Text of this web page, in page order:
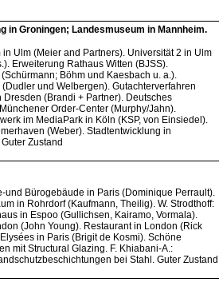
in Groningen; Landesmuseum in Mannheim.
Ulm (Meier and Partners). Universität 2 in Ulm
Erweiterung Rathaus Witten (BJSS).
Böhm und Kaesbach u. a.).
und Welbergen). Gutachterverfahren
(Brandi + Partner). Deutsches
Order-Center (Murphy/Jahn).
im MediaPark in Köln (KSP, von Einsiedel).
(Weber). Stadtentwicklung in
Zustand
und Bürogebäude in Paris (Dominique Perrault).
in Rohrdorf (Kaufmann, Theilig). W. Strodthoff:
in Espoo (Gullichsen, Kairamo, Vormala).
(John Young). Restaurant in London (Rick
in Paris (Brigit de Kosmi). Schöne
mit Structural Glazing. F. Khiabani-A.:
bei Stahl. Guter Zustand